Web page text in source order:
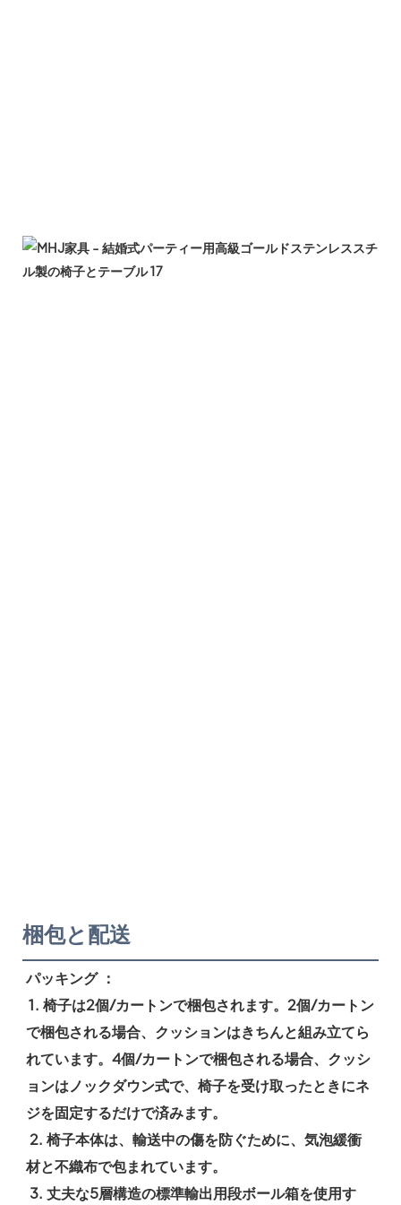
梱包と配送
パッキング ：
1. 椅子は2個/カートンで梱包されます。2個/カートン
で梱包される場合、クッションはきちんと組み立てら
れています。4個/カートンで梱包される場合、クッシ
ョンはノックダウン式で、椅子を受け取ったときにネ
ジを固定するだけで済みます。
材と不織布で包まれています。